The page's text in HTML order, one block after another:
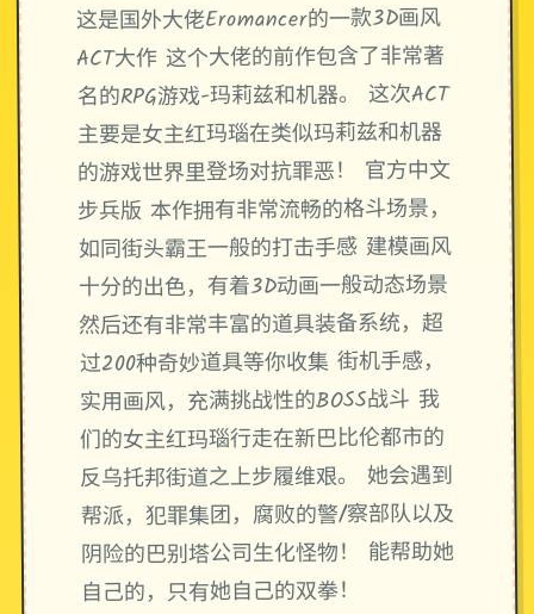
这是国外大佬Eromancer的一款3D画风
ACT大作 这个大佬的前作包含了非常著
名的RPG游戏-玛莉兹和机器。 这次ACT
主要是女主红玛瑙在类似玛莉兹和机器
的游戏世界里登场对抗罪恶！ 官方中文
步兵版 本作拥有非常流畅的格斗场景，
如同街头霸王一般的打击手感 建模画风
十分的出色，有着3D动画一般动态场景
然后还有非常丰富的道具装备系统，超
过200种奇妙道具等你收集 街机手感，
实用画风，充满挑战性的BOSS战斗 我
们的女主红玛瑙行走在新巴比伦都市的
反乌托邦街道之上步履维艰。 她会遇到
帮派，犯罪集团，腐败的警/察部队以及
阴险的巴别塔公司生化怪物！ 能帮助她
自己的，只有她自己的双拳！